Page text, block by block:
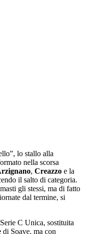
lo stallo alla
nella scorsa
, Creazzo e la
il salto di categoria.
gli stessi, ma di fatto
dal termine, si
C Unica, sostituita
di Soave, ma con